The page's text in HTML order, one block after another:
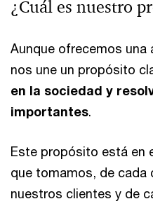
¿Cuál es nuestro
Aunque ofrecemos una
nos une un propósito
en la sociedad y
importantes.
Este propósito está en
que tomamos, de cada
nuestros clientes y de